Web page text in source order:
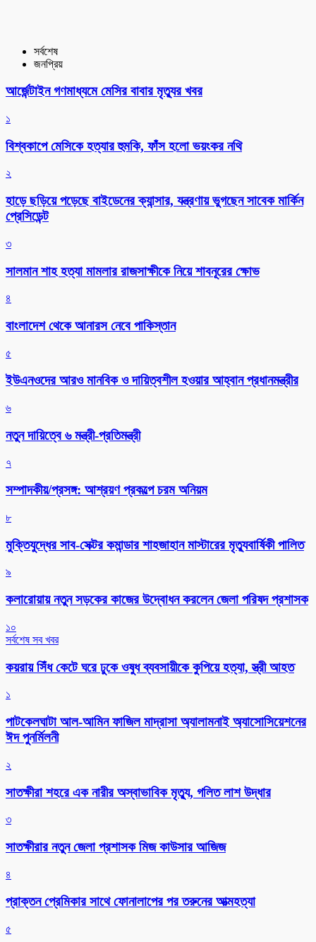
সর্বশেষ
জনপ্রিয়
আর্জেন্টাইন গণমাধ্যমে মেসির বাবার মৃত্যুর খবর
১
বিশ্বকাপে মেসিকে হত্যার হুমকি, ফাঁস হলো ভয়ংকর নথি
২
হাড়ে ছড়িয়ে পড়েছে বাইডেনের ক্যান্সার, যন্ত্রণায় ভুগছেন সাবেক মার্কিন
প্রেসিডেন্ট
৩
সালমান শাহ হত্যা মামলার রাজসাক্ষীকে নিয়ে শাবনূরের ক্ষোভ
৪
বাংলাদেশ থেকে আনারস নেবে পাকিস্তান
৫
ইউএনওদের আরও মানবিক ও দায়িত্বশীল হওয়ার আহ্বান প্রধানমন্ত্রীর
৬
নতুন দায়িত্বে ৬ মন্ত্রী-প্রতিমন্ত্রী
৭
সম্পাদকীয়/প্রসঙ্গ: আশ্রয়ণ প্রকল্পে চরম অনিয়ম
৮
মুক্তিযুদ্ধের সাব-সেক্টর কমান্ডার শাহজাহান মাস্টারের মৃত্যুবার্ষিকী পালিত
৯
কলারোয়ায় নতুন সড়কের কাজের উদ্বোধন করলেন জেলা পরিষদ প্রশাসক
১০
সর্বশেষ সব খবর
কয়রায় সিঁধ কেটে ঘরে ঢুকে ওষুধ ব্যবসায়ীকে কুপিয়ে হত্যা, স্ত্রী আহত
১
পাটকেলঘাটা আল-আমিন ফাজিল মাদ্রাসা অ্যালামনাই অ্যাসোসিয়েশনের
ঈদ পুনর্মিলনী
২
সাতক্ষীরা শহরে এক নারীর অস্বাভাবিক মৃত্যু, গলিত লাশ উদ্ধার
৩
সাতক্ষীরার নতুন জেলা প্রশাসক মিজ কাউসার আজিজ
৪
প্রাক্তন প্রেমিকার সাথে ফোনালাপের পর তরুনের আত্মহত্যা
৫